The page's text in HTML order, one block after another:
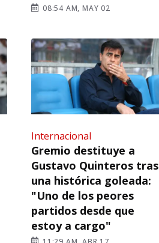
08:54 AM, MAY 02
Internacional
Gremio destituye a
Gustavo Quinteros tras
una histórica goleada:
"Uno de los peores
partidos desde que
estoy a cargo"